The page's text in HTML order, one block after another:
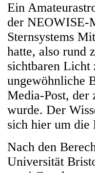
Ein
der NEOWISE-
Sternsystems
hatte, also rund
sichtbaren Licht
ungewöhnliche
Media-Post, der
wurde. Der
sich hier um die
Nach den
Universität